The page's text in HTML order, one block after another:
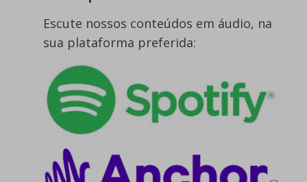
Escute nossos conteúdos em áudio, na
sua plataforma preferida: